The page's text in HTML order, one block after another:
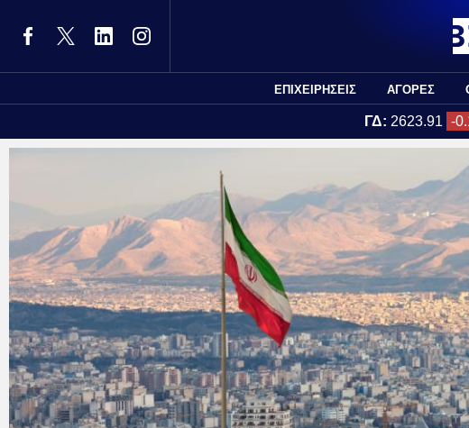
ΕΠΙΧΕΙΡΗΣΕΙΣ ΑΓΟΡΕΣ
ΓΔ: 2623.91 -